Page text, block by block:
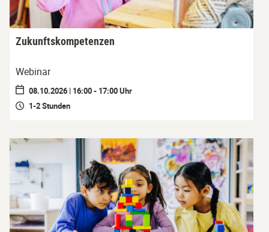
Zukunftskompetenzen
Webinar
08.10.2026 | 16:00 - 17:00 Uhr
1-2 Stunden